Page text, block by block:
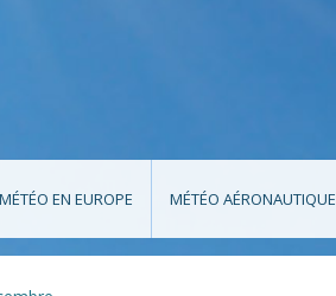
MÉTÉO EN EUROPE MÉTÉO AÉRONAUTIQUE